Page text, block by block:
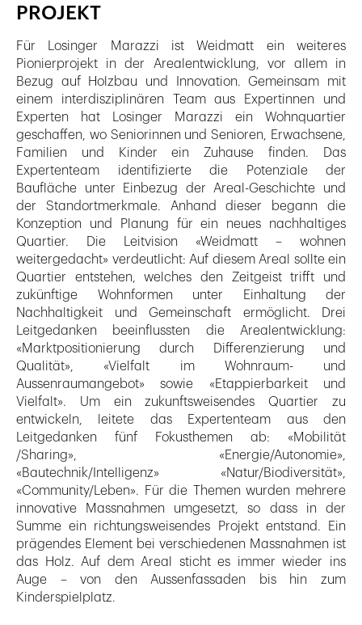
PROJEKT
Für Losinger Marazzi ist Weidmatt ein weiteres
Pionierprojekt in der Arealentwicklung, vor allem in
Bezug auf Holzbau und Innovation. Gemeinsam mit
einem interdisziplinären Team aus Expertinnen und
Experten hat Losinger Marazzi ein Wohnquartier
geschaffen, wo Seniorinnen und Senioren, Erwachsene,
Familien und Kinder ein Zuhause finden. Das
Expertenteam identifizierte die Potenziale der
Baufläche unter Einbezug der Areal-Geschichte und
der Standortmerkmale. Anhand dieser begann die
Konzeption und Planung für ein neues nachhaltiges
Quartier. Die Leitvision «Weidmatt – wohnen
weitergedacht» verdeutlicht: Auf diesem Areal sollte ein
Quartier entstehen, welches den Zeitgeist trifft und
zukünftige Wohnformen unter Einhaltung der
Nachhaltigkeit und Gemeinschaft ermöglicht. Drei
Leitgedanken beeinflussten die Arealentwicklung:
«Marktpositionierung durch Differenzierung und
Qualität», «Vielfalt im Wohnraum- und
Aussenraumangebot» sowie «Etappierbarkeit und
Vielfalt». Um ein zukunftsweisendes Quartier zu
entwickeln, leitete das Expertenteam aus den
Leitgedanken fünf Fokusthemen ab: «Mobilität
/Sharing», «Energie/Autonomie»,
«Bautechnik/Intelligenz» «Natur/Biodiversität»,
«Community/Leben». Für die Themen wurden mehrere
innovative Massnahmen umgesetzt, so dass in der
Summe ein richtungsweisendes Projekt entstand. Ein
prägendes Element bei verschiedenen Massnahmen ist
das Holz. Auf dem Areal sticht es immer wieder ins
Auge – von den Aussenfassaden bis hin zum
Kinderspielplatz.